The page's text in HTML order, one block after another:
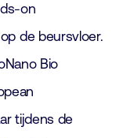
on
de beursvloer.
Bio
tijdens de